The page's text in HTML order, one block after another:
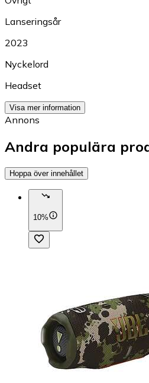
Lanseringsår
2023
Nyckelord
Headset
Visa mer information
Annons
Andra populära
Hoppa över innehållet
10%